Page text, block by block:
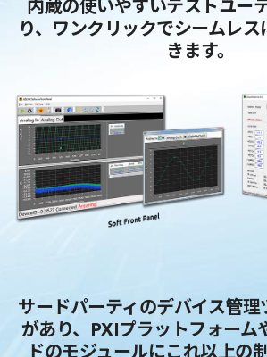
内蔵の使いやすいテストユー
り、ワンクリックでシームレ
きます。
サードパーティのデバイス管理
があり、PXIプラットフォーム
ドのモジュールにこれ以上の